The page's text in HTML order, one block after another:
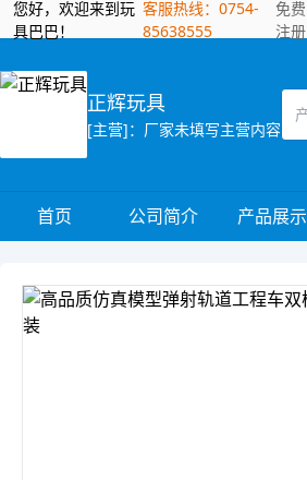
您好，欢迎来到玩
具巴巴！
客服热线：0754-
85638555
免费
注册
正辉玩具
[主营]：厂家未填写主营内容
首页 公司简介 产品展示